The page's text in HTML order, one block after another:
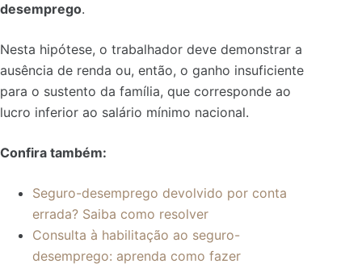
desemprego.
Nesta hipótese, o trabalhador deve demonstrar a
ausência de renda ou, então, o ganho insuficiente
para o sustento da família, que corresponde ao
lucro inferior ao salário mínimo nacional.
Confira também:
Seguro-desemprego devolvido por conta
errada? Saiba como resolver
Consulta à habilitação ao seguro-
desemprego: aprenda como fazer